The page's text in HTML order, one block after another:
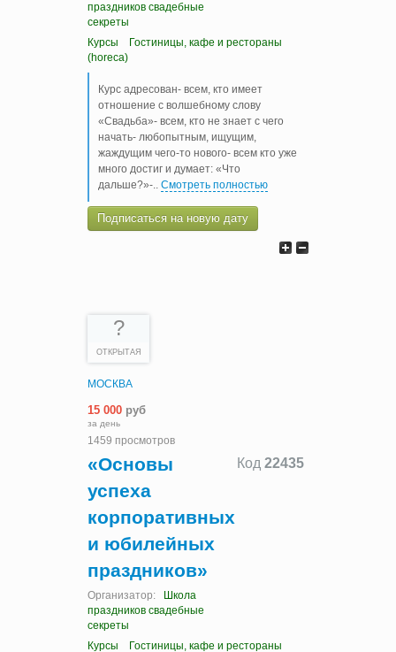
праздников свадебные
секреты
Курсы
Гостиницы, кафе и рестораны
(horeca)
Курс адресован- всем, кто имеет
отношение с волшебному слову
«Свадьба»- всем, кто не знает с чего
начать- любопытным, ищущим,
жаждущим чего-то нового- всем кто уже
много достиг и думает: «Что
дальше?»-
Смотреть полностью
Подписаться на новую дату
?
ОТКРЫТАЯ
МОСКВА
15 000 руб
за день
1459 просмотров
Код 22435
«Основы
успеха
корпоративных
и юбилейных
праздников»
Организатор:
Школа
праздников свадебные
секреты
Курсы
Гостиницы, кафе и рестораны